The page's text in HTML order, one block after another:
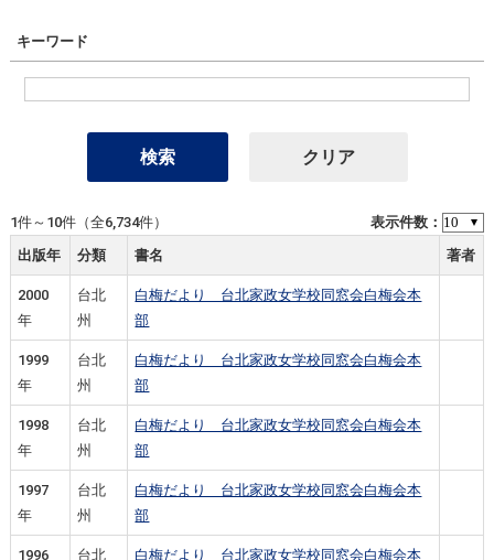
キーワード
表示件数：
1件～10件（全6,734件）
出版年
分類 書名 著者
2000
年
台北
州
白梅だより 台北家政女学校同窓会白梅会本
部
1999
年
台北
州
白梅だより 台北家政女学校同窓会白梅会本
部
1998
年
台北
州
白梅だより 台北家政女学校同窓会白梅会本
部
1997
年
台北
州
白梅だより 台北家政女学校同窓会白梅会本
部
1996
台北
白梅だより 台北家政女学校同窓会白梅会本